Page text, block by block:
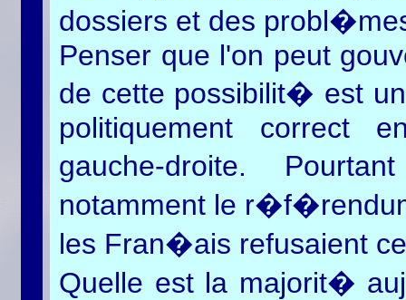
dossiers et des
Penser que l'on peut
de cette possibilit� est
politiquement correct
gauche-droite.
notamment le
les Fran�ais refusaient
Quelle est la majorit�